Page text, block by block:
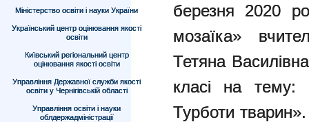
Міністерство освіти і науки України
Український центр оцінювання якості
освіти
Київський регіональний центр
оцінювання якості освіти
Управління Державної служби якості
освіти у Чернігівській області
Управління освіти і науки
облдержадміністрації
березня 2020
мозаїка»
Тетяна
класі на тему:
Турботи тварин».